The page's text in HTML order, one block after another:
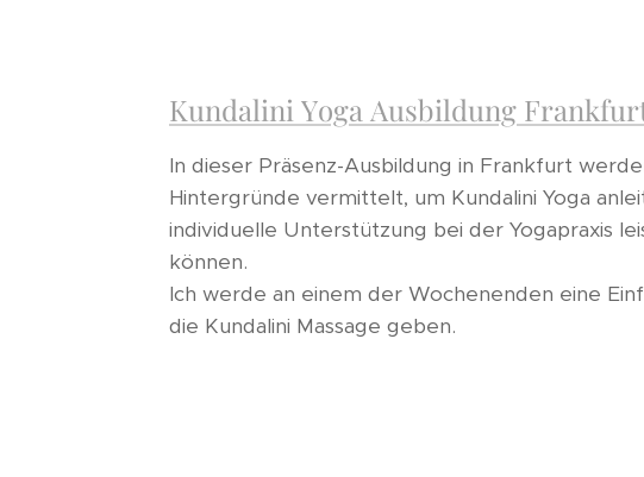
Kundalini Yoga Ausbildung
In dieser Präsenz-Ausbildung in Frankfurt
Hintergründe vermittelt, um Kundalini Yoga
individuelle Unterstützung bei der Yogapraxis
können.
Ich werde an einem der Wochenenden eine
die Kundalini Massage geben.